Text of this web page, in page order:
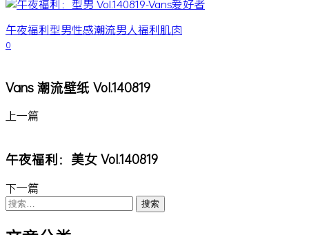
午夜福利型男性感潮流男人福利肌肉
0
Vans 潮流壁纸 Vol.140819
上一篇
午夜福利：美女 Vol.140819
下一篇
搜
索：